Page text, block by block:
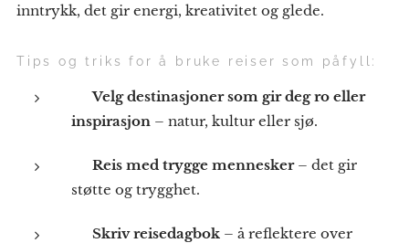
inntrykk, det gir energi, kreativitet og glede.
Tips og triks for å bruke reiser som påfyll:
🌍Velg destinasjoner som gir deg ro eller
inspirasjon – natur, kultur eller sjø.
Reis med trygge mennesker– det gir
støtte og trygghet.
Skriv reisedagbok – å reflektere over